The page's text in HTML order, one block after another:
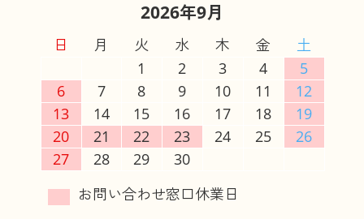
2026年9月
日 月 火 水 木 金
土
1
2 3 4
5
6
7 8 9 10 11
12
13
14 15 16 17 18
19
20
21 22 23 24 25
26
27
28 29 30